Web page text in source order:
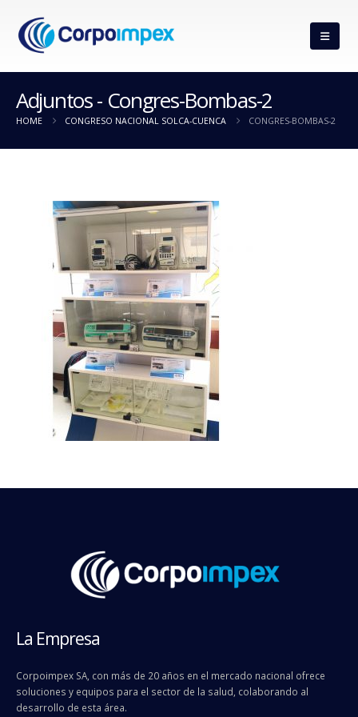
Adjuntos - Congres-Bombas-2
HOME CONGRESO NACIONAL SOLCA-CUENCA CONGRES-BOMBAS-2
La Empresa
Corpoimpex SA, con más de 20 años en el mercado nacional ofrece
soluciones y equipos para el sector de la salud, colaborando al
desarrollo de esta área.